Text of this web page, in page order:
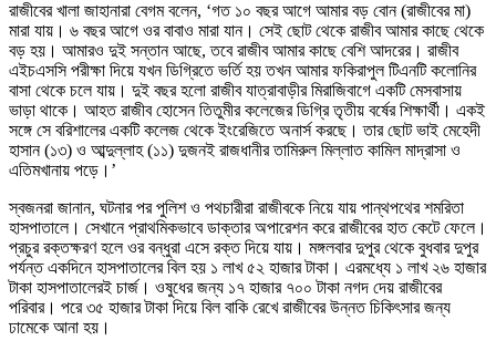
রাজীবের খালা জাহানারা বেগম বলেন, ‘গত ১০ বছর আগে আমার বড় বোন (রাজীবের মা)
মারা যায়। ৬ বছর আগে ওর বাবাও মারা যান। সেই ছোট থেকে রাজীব আমার কাছে থেকে
বড় হয়। আমারও দুই সন্তান আছে, তবে রাজীব আমার কাছে বেশি আদরের। রাজীব
এইচএসসি পরীক্ষা দিয়ে যখন ডিগ্রিতে ভর্তি হয় তখন আমার ফকিরাপুল টিএনটি কলোনির
বাসা থেকে চলে যায়। দুই বছর হলো রাজীব যাত্রাবাড়ীর মিরাজিবাগে একটি মেসবাসায়
ভাড়া থাকে। আহত রাজীব হোসেন তিতুমীর কলেজের ডিগ্রি তৃতীয় বর্ষের শিক্ষার্থী। একই
সঙ্গে সে বরিশালের একটি কলেজ থেকে ইংরেজিতে অনার্স করছে। তার ছোট ভাই মেহেদী
হাসান (১৩) ও আব্দুল্লাহ (১১) দুজনই রাজধানীর তামিরুল মিল্লাত কামিল মাদ্রাসা ও
এতিমখানায় পড়ে।’
স্বজনরা জানান, ঘটনার পর পুলিশ ও পথচারীরা রাজীবকে নিয়ে যায় পান্থপথের শমরিতা
হাসপাতালে। সেখানে প্রাথমিকভাবে ডাক্তার অপারেশন করে রাজীবের হাত কেটে ফেলে।
প্রচুর রক্তক্ষরণ হলে ওর বন্ধুরা এসে রক্ত দিয়ে যায়। মঙ্গলবার দুপুর থেকে বুধবার দুপুর
পর্যন্ত একদিনে হাসপাতালের বিল হয় ১ লাখ ৫২ হাজার টাকা। এরমধ্যে ১ লাখ ২৬ হাজার
টাকা হাসপাতালেরই চার্জ। ওষুধের জন্য ১৭ হাজার ৭০০ টাকা নগদ দেয় রাজীবের
পরিবার। পরে ৩৫ হাজার টাকা দিয়ে বিল বাকি রেখে রাজীবের উন্নত চিকিৎসার জন্য
ঢামেকে আনা হয়।